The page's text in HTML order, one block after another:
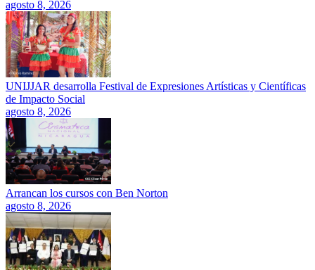
agosto 8, 2026
UNIJJAR desarrolla Festival de Expresiones Artísticas y Científicas
de Impacto Social
agosto 8, 2026
Arrancan los cursos con Ben Norton
agosto 8, 2026